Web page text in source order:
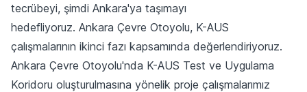
tecrübeyi, şimdi Ankara'ya taşımayı
hedefliyoruz. Ankara Çevre Otoyolu, K-AUS
çalışmalarının ikinci fazı kapsamında değerlendiriyoruz.
Ankara Çevre Otoyolu'nda K-AUS Test ve Uygulama
Koridoru oluşturulmasına yönelik proje çalışmalarımız